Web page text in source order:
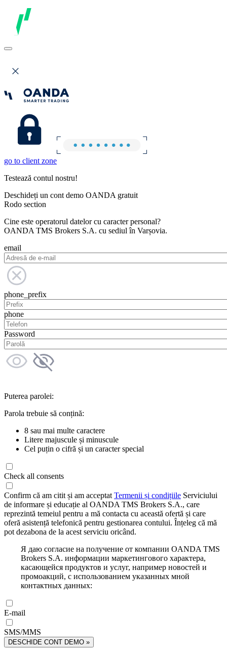
go to client zone
Testează contul nostru!
Deschideți un cont demo OANDA gratuit
Rodo section
Cine este operatorul datelor cu caracter personal?
OANDA TMS Brokers S.A. cu sediul în Varșovia.
email
phone_prefix
phone
Password
Puterea parolei:
Parola trebuie să conțină:
8 sau mai multe caractere
Litere majuscule și minuscule
Cel puțin o cifră și un caracter special
Check all consents
Confirm că am citit și am acceptat Termenii și condițiile Serviciului
de informare și educație al OANDA TMS Brokers S.A., care
reprezintă temeiul pentru a mă contacta cu această ofertă și care
oferă asistență telefonică pentru gestionarea contului. Înțeleg că mă
pot dezabona de la acest serviciu oricând.
Я даю согласие на получение от компании OANDA TMS
Brokers S.A. информации маркетингового характера,
касающейся продуктов и услуг, например новостей и
промоакций, с использованием указанных мной
контактных данных:
E-mail
SMS/MMS
DESCHIDE CONT DEMO »